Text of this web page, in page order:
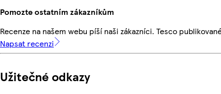
Pomozte ostatním zákazníkům
Recenze na našem webu píší naši zákazníci. Tesco
Napsat recenzi
Užitečné odkazy